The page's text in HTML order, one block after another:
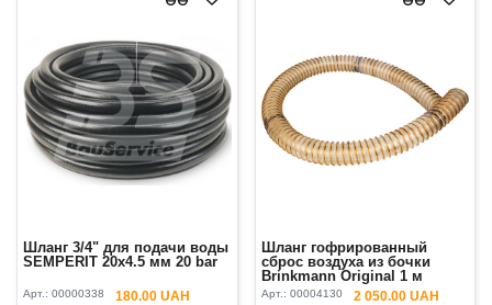
Шланг 3/4" для подачи воды
SEMPERIT 20х4.5 мм 20 bar
Арт.: 00000338 180.00 UAH
Шланг гофрированный
сброс воздуха из бочки
Brinkmann Original 1 м
Арт.: 00004130 2 050.00 UAH